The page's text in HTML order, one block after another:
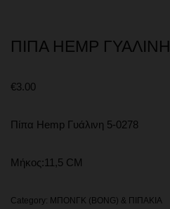
ΠΙΠΑ HEMP ΓΥΑΛΙΝΗ
€3.00
Πίπα Hemp Γυάλινη 5-0278
Μήκος:11,5 CM
Category: ΜΠΟΝΓΚ (BONG) & ΠΙΠΑΚΙΑ